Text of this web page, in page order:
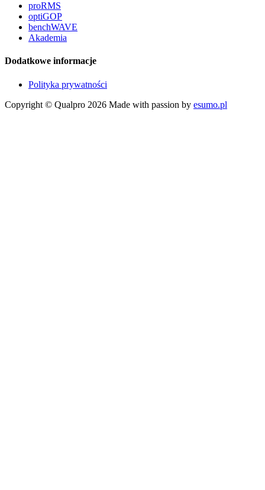
proRMS
optiGOP
benchWAVE
Akademia
Dodatkowe informacje
Polityka prywatności
Copyright © Qualpro 2026 Made with passion by esumo.pl